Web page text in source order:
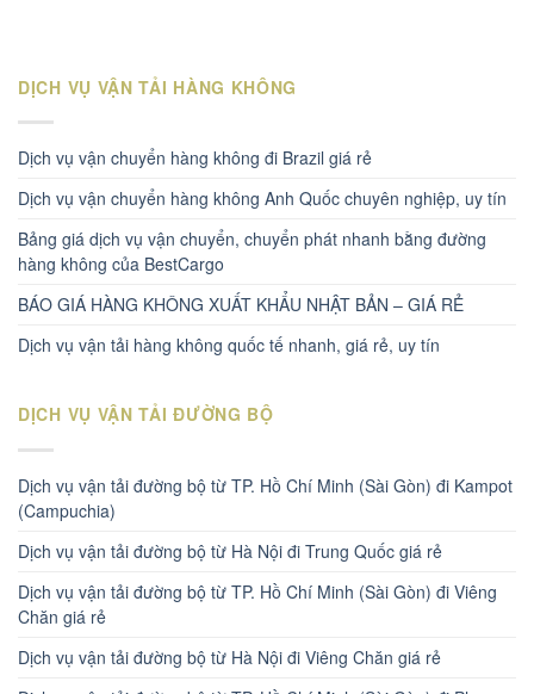
DỊCH VỤ VẬN TẢI HÀNG KHÔNG
Dịch vụ vận chuyển hàng không đi Brazil giá rẻ
Dịch vụ vận chuyển hàng không Anh Quốc chuyên nghiệp, uy tín
Bảng giá dịch vụ vận chuyển, chuyển phát nhanh bằng đường
hàng không của BestCargo
BÁO GIÁ HÀNG KHÔNG XUẤT KHẨU NHẬT BẢN – GIÁ RẺ
Dịch vụ vận tải hàng không quốc tế nhanh, giá rẻ, uy tín
DỊCH VỤ VẬN TẢI ĐƯỜNG BỘ
Dịch vụ vận tải đường bộ từ TP. Hồ Chí Minh (Sài Gòn) đi Kampot
(Campuchia)
Dịch vụ vận tải đường bộ từ Hà Nội đi Trung Quốc giá rẻ
Dịch vụ vận tải đường bộ từ TP. Hồ Chí Minh (Sài Gòn) đi Viêng
Chăn giá rẻ
Dịch vụ vận tải đường bộ từ Hà Nội đi Viêng Chăn giá rẻ